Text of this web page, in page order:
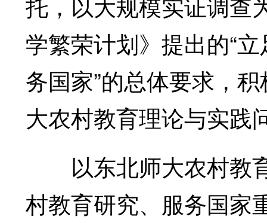
学繁荣计划》提出的“
务国家”的总体要求，
大农村教育理论与实践
以东北师大农村教
村教育研究、服务国家